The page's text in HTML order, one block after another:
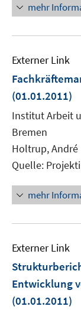
mehr
Externer Link
(01.01.2011)
Institut Arbeit
Bremen
Holtrup, André
Quelle:
mehr
Externer Link
Entwicklung
(01.01.2011)